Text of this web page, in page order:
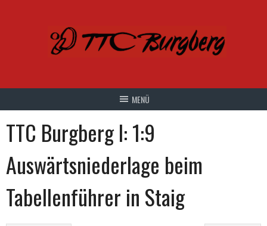
TTC Burgberg I: 1:9
Auswärtsniederlage beim
Tabellenführer in Staig